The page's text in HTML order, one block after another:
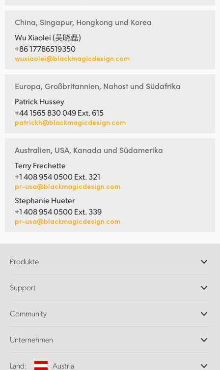
China, Singapur, Hongkong und Korea
Wu Xiaolei (吴晓磊)
+86 17786519350
wuxiaolei@blackmagicdesign.com
Europa, Großbritannien, Nahost und Südafrika
Patrick Hussey
+44 1565 830 049 Ext. 615
patrickh@blackmagicdesign.com
Australien, USA, Kanada und Südamerika
Terry Frechette
+1 408 954 0500 Ext. 321
pr-usa@blackmagicdesign.com
Stephanie Hueter
+1 408 954 0500 Ext. 339
pr-usa@blackmagicdesign.com
Produkte
DaVinci Resolve und Fusion Software
Ultimatte
Aufzeichnung und Wiedergabe
Norm- und Formatwandlung
Support
Support-Center
Community
Unternehmen
Land: Austria